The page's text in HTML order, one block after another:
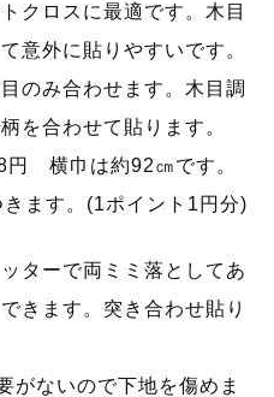
ロスに最適です。木目
意外に貼りやすいです。
のみ合わせます。木目調
を合わせて貼ります。
円 横巾は約92㎝です。
ます。(1ポイント1円分)
ターで両ミミ落としてあ
きます。突き合わせ貼り
がないので下地を傷めま